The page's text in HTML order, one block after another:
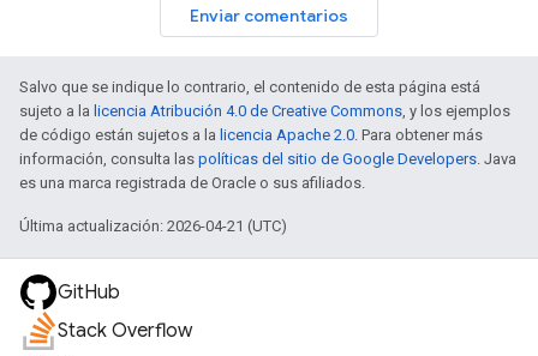
Enviar comentarios
Salvo que se indique lo contrario, el contenido de esta página está
sujeto a la licencia Atribución 4.0 de Creative Commons, y los ejemplos
de código están sujetos a la licencia Apache 2.0. Para obtener más
información, consulta las políticas del sitio de Google Developers. Java
es una marca registrada de Oracle o sus afiliados.
Última actualización: 2026-04-21 (UTC)
GitHub
Stack Overflow